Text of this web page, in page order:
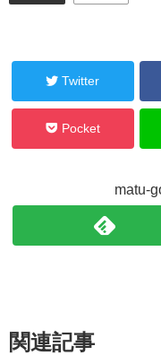
Twitter
Pocket
matu-
関連記事